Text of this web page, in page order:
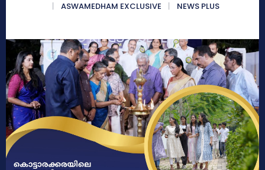
ASWAMEDHAM EXCLUSIVE
NEWS PLUS